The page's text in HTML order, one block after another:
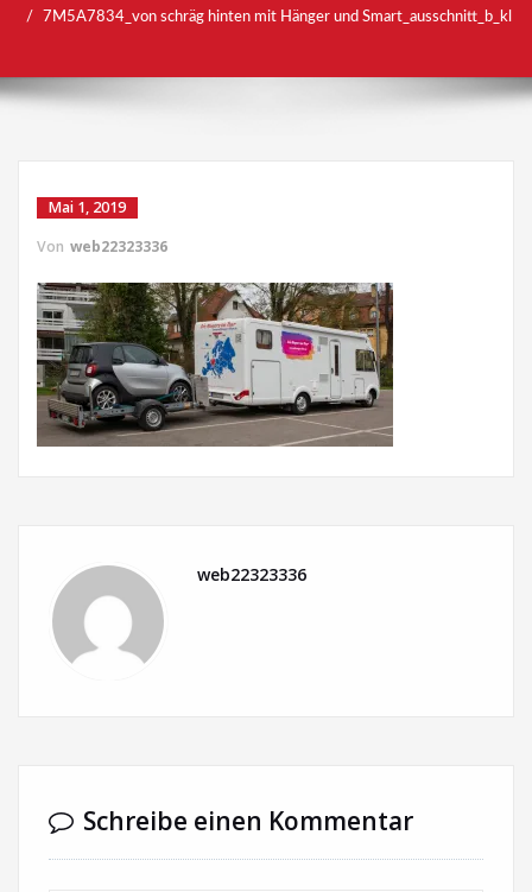
7M5A7834_von schräg hinten mit Hänger und Smart_ausschnitt_b_kl
Mai 1, 2019
Von web22323336
web22323336
Schreibe einen Kommentar